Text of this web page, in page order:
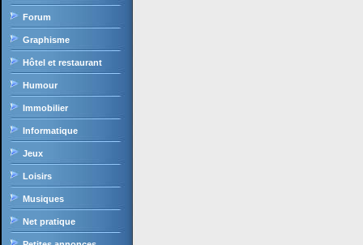
Forum
Graphisme
Hôtel et restaurant
Humour
Immobilier
Informatique
Jeux
Loisirs
Musiques
Net pratique